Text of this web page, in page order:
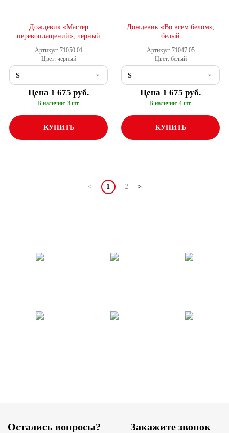
Дождевик «Мастер
перевоплащений», черный
Артикул: 71050.01
Цвет: черный
Цена 1 675 руб.
В наличии: 3 шт.
КУПИТЬ
Дождевик «Во всем белом»,
белый
Артикул: 71047.05
Цвет: белый
Цена 1 675 руб.
В наличии: 4 шт.
КУПИТЬ
< 1 2 >
Остались вопросы? Закажите звонок